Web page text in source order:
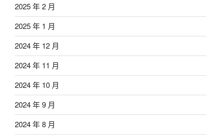
2025 年 2 月
2025 年 1 月
2024 年 12 月
2024 年 11 月
2024 年 10 月
2024 年 9 月
2024 年 8 月